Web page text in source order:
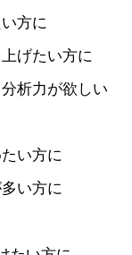
方に
げたい方に
析力が欲しい
い方に
い方に